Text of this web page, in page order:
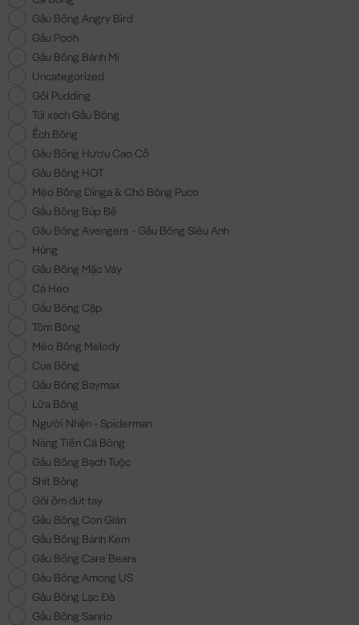
Gấu Bông Angry Bird
Gấu Pooh
Gấu Bông Bánh Mì
Uncategorized
Gối Pudding
Túi xách Gấu Bông
Ếch Bông
Gấu Bông Hươu Cao Cổ
Gấu Bông HOT
Mèo Bông Dinga & Chó Bông Puco
Gấu Bông Búp Bê
Gấu Bông Avengers - Gấu Bông Siêu Anh
Hùng
Gấu Bông Mặc Váy
Cá Heo
Gấu Bông Cặp
Tôm Bông
Mèo Bông Melody
Cua Bông
Gấu Bông Baymax
Lừa Bông
Người Nhện - Spiderman
Nàng Tiên Cá Bông
Gấu Bông Bạch Tuộc
Shit Bông
Gối ôm đút tay
Gấu Bông Con Gián
Gấu Bông Bánh Kem
Gấu Bông Care Bears
Gấu Bông Among US
Gấu Bông Lạc Đà
Gấu Bông Sanrio